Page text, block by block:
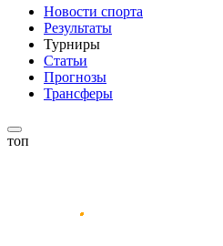
Новости спорта
Результаты
Турниры
Статьи
Прогнозы
Трансферы
топ